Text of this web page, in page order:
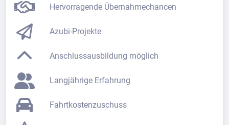
Hervorragende Übernahmechancen
Azubi-Projekte
Anschlussausbildung möglich
Langjährige Erfahrung
Fahrtkostenzuschuss